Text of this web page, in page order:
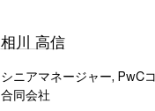
相川 高信
シニアマネージャー, PwC
合同会社